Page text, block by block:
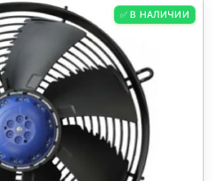
✅ В НАЛИЧИИ